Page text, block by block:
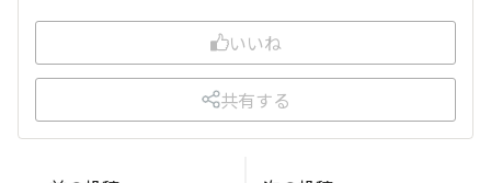
いいね
共有する